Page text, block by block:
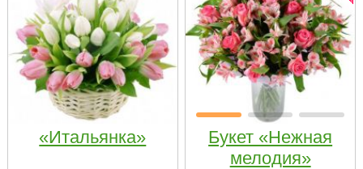
«Итальянка»
Букет «Нежная
мелодия»